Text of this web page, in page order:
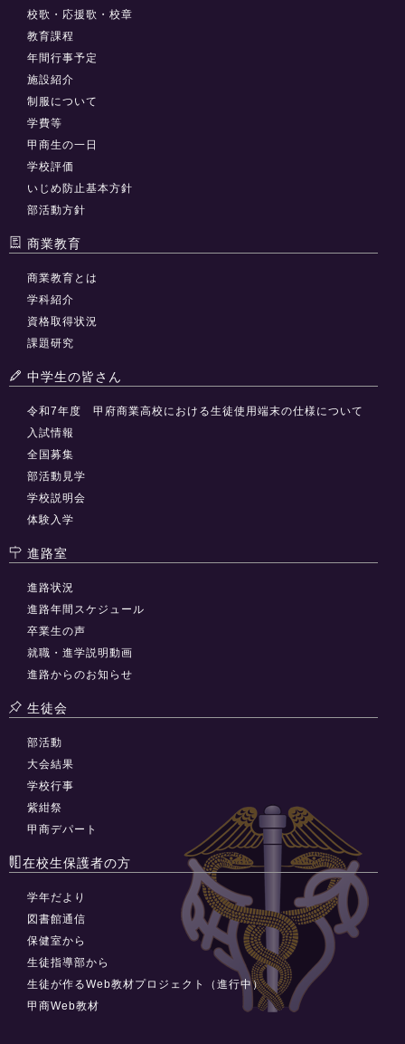
校歌・応援歌・校章
教育課程
年間行事予定
施設紹介
制服について
学費等
甲商生の一日
学校評価
いじめ防止基本方針
部活動方針
商業教育
商業教育とは
学科紹介
資格取得状況
課題研究
中学生の皆さん
令和7年度 甲府商業高校における生徒使用端末の仕様について
入試情報
全国募集
部活動見学
学校説明会
体験入学
進路室
進路状況
進路年間スケジュール
卒業生の声
就職・進学説明動画
進路からのお知らせ
生徒会
部活動
大会結果
学校行事
紫紺祭
甲商デパート
在校生保護者の方
学年だより
図書館通信
保健室から
生徒指導部から
生徒が作るWeb教材プロジェクト（進行中）
甲商Web教材